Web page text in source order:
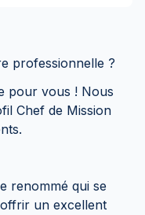
professionnelle ?
pour vous ! Nous
Chef de Mission
renommé qui se
un excellent